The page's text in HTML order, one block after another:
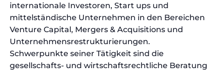
internationale Investoren, Start ups und
mittelständische Unternehmen in den Bereichen
Venture Capital, Mergers & Acquisitions und
Unternehmensrestrukturierungen.
Schwerpunkte seiner Tätigkeit sind die
gesellschafts- und wirtschaftsrechtliche Beratung